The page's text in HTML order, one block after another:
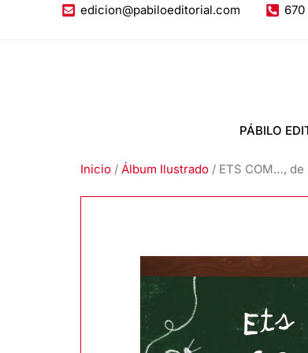
edicion@pabiloeditorial.com
PÁBILO
Inicio / Álbum Ilustrado / ETS COM…,